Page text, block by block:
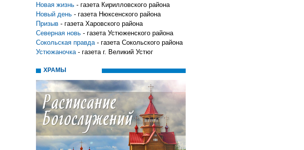
Новая жизнь - газета Кирилловского района
Новый день - газета Нюксенского района
Призыв - газета Харовского района
Северная новь - газета Устюженского района
Сокольская правда - газета Сокольского района
Устюжаночка - газета г. Великий Устюг
ХРАМЫ